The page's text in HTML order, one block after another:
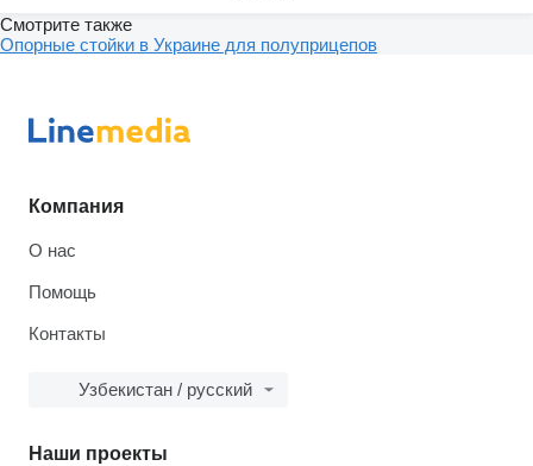
Смотрите также
Опорные стойки в Украине для полуприцепов
Компания
О нас
Помощь
Контакты
Узбекистан / русский
Наши проекты